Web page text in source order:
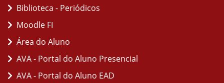
Biblioteca - Periódicos
Moodle FI
Área do Aluno
AVA - Portal do Aluno Presencial
AVA - Portal do Aluno EAD